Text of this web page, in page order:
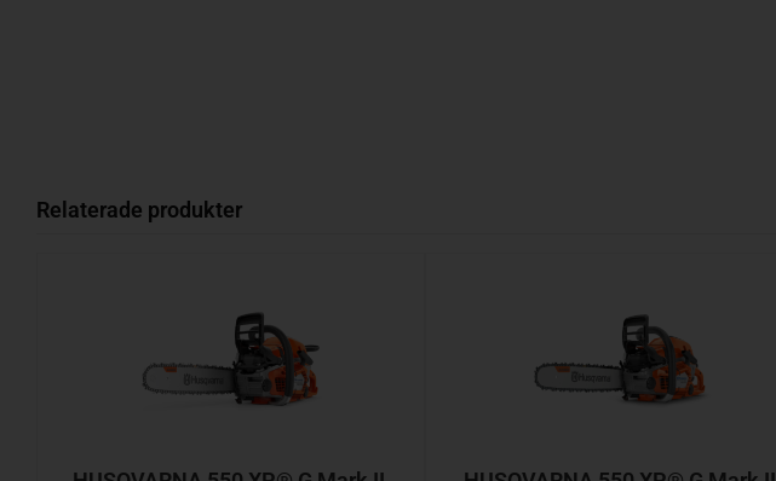
Relaterade produkter